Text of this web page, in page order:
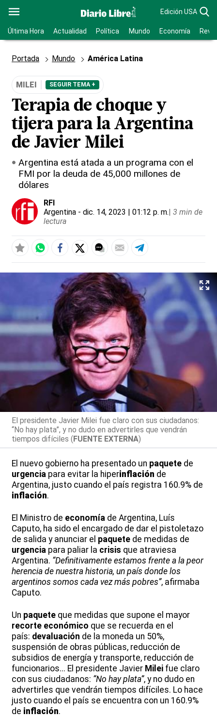
Edición USA
Última Hora Actualidad Política Mundo Economía
Portada Mundo América Latina
MILEI SEGUIR TEMA +
Terapia de choque y
tijera para la Argentina
de Javier Milei
Argentina está atada a un programa con el
FMI por la deuda de 45,000 millones de
dólares
RFI
Argentina - dic. 14, 2023 | 01:12 p. m.| 3 min de
lectura
El presidente Javier Milei fue claro con sus ciudadanos:
“No hay plata”, y no dudo en advertirles que vendrán
tiempos difíciles (FUENTE EXTERNA)
El nuevo gobierno ha presentado un paquete de
urgencia para evitar la hiperinflación de
Argentina, justo cuando el país registra 160.9% de
inflación.
El Ministro de economía de Argentina, Luís
Caputo, ha sido el encargado de dar el pistoletazo
de salida y anunciar el paquete de medidas de
urgencia para paliar la crisis que atraviesa
Argentina. “Definitivamente estamos frente a la peor
herencia de nuestra historia, un país donde los
argentinos somos cada vez más pobres”, afirmaba
Caputo.
Un paquete que medidas que supone el mayor
recorte económico que se recuerda en el
país: devaluación de la moneda un 50%,
suspensión de obras públicas, reducción de
subsidios de energía y transporte, reducción de
funcionarios... El presidente Javier Milei fue claro
con sus ciudadanos: “No hay plata”, y no dudo en
advertirles que vendrán tiempos difíciles. Lo hace
justo cuando el país se encuentra con un 160.9%
de inflación.